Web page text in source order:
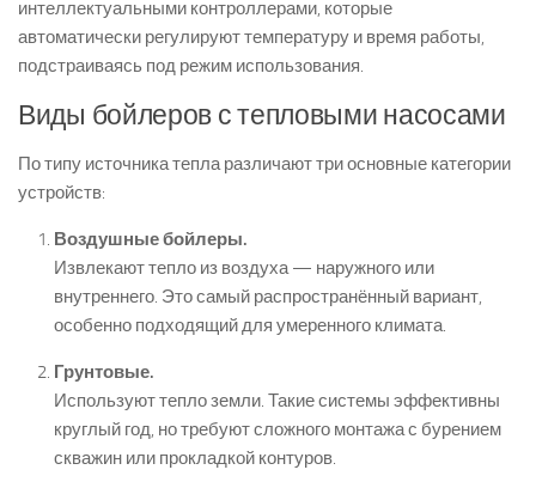
интеллектуальными контроллерами, которые
автоматически регулируют температуру и время работы,
подстраиваясь под режим использования.
Виды бойлеров с тепловыми насосами
По типу источника тепла различают три основные категории
устройств:
Воздушные бойлеры.
Извлекают тепло из воздуха — наружного или
внутреннего. Это самый распространённый вариант,
особенно подходящий для умеренного климата.
Грунтовые.
Используют тепло земли. Такие системы эффективны
круглый год, но требуют сложного монтажа с бурением
скважин или прокладкой контуров.